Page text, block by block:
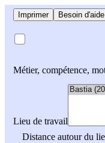
Imprimer Besoin
Métier, compétence,
Lieu de travail
Distance autour du